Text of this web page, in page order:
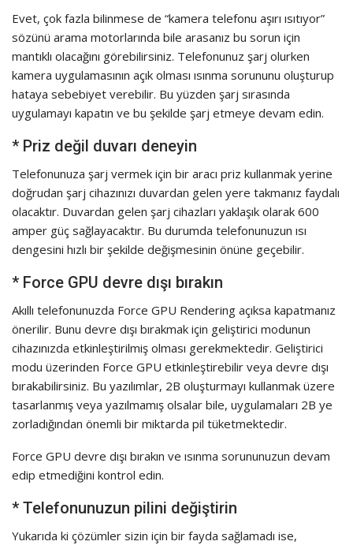
Evet, çok fazla bilinmese de “kamera telefonu aşırı ısıtıyor”
sözünü arama motorlarında bile arasanız bu sorun için
mantıklı olacağını görebilirsiniz. Telefonunuz şarj olurken
kamera uygulamasının açık olması ısınma sorununu oluşturup
hataya sebebiyet verebilir. Bu yüzden şarj sırasında
uygulamayı kapatın ve bu şekilde şarj etmeye devam edin.
* Priz değil duvarı deneyin
Telefonunuza şarj vermek için bir aracı priz kullanmak yerine
doğrudan şarj cihazınızı duvardan gelen yere takmanız faydalı
olacaktır. Duvardan gelen şarj cihazları yaklaşık olarak 600
amper güç sağlayacaktır. Bu durumda telefonunuzun ısı
dengesini hızlı bir şekilde değişmesinin önüne geçebilir.
* Force GPU devre dışı bırakın
Akıllı telefonunuzda Force GPU Rendering açıksa kapatmanız
önerilir. Bunu devre dışı bırakmak için geliştirici modunun
cihazınızda etkinleştirilmiş olması gerekmektedir. Geliştirici
modu üzerinden Force GPU etkinleştirebilir veya devre dışı
bırakabilirsiniz. Bu yazılımlar, 2B oluşturmayı kullanmak üzere
tasarlanmış veya yazılmamış olsalar bile, uygulamaları 2B ye
zorladığından önemli bir miktarda pil tüketmektedir.
Force GPU devre dışı bırakın ve ısınma sorununuzun devam
edip etmediğini kontrol edin.
* Telefonunuzun pilini değiştirin
Yukarıda ki çözümler sizin için bir fayda sağlamadı ise,